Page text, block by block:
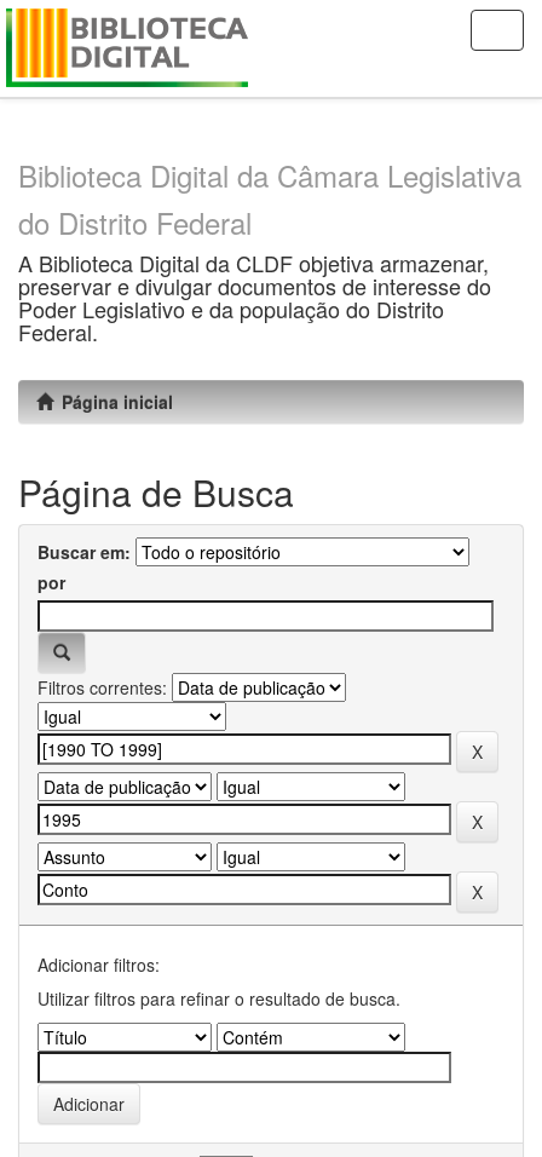
Skip
Biblioteca Digital da Câmara Legislativa
do Distrito Federal
A Biblioteca Digital da CLDF objetiva armazenar,
preservar e divulgar documentos de interesse do
Poder Legislativo e da população do Distrito
Federal.
Página inicial
Página de Busca
Buscar em:
por
Filtros correntes:
Adicionar filtros:
Utilizar filtros para refinar o resultado de busca.